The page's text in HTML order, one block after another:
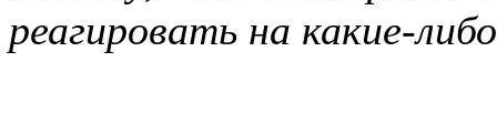
реагировать на какие-